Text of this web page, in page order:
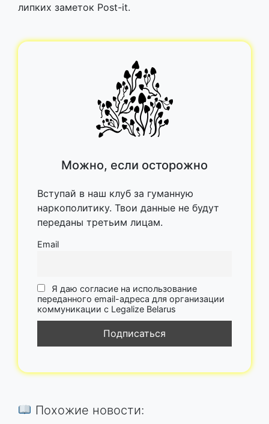
липких заметок Post-it.
Можно, если осторожно
Вступай в наш клуб за гуманную
наркополитику. Твои данные не будут
переданы третьим лицам.
Email
Я даю согласие на использование
переданного email-адреса для организации
коммуникации с Legalize Belarus
Похожие новости: